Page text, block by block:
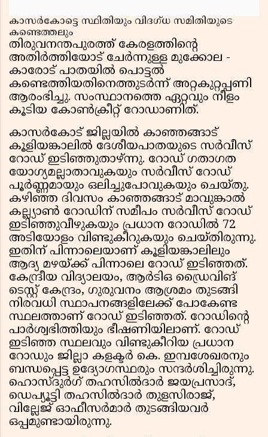
കാസർകോട്ടെ സ്ഥിതിയും വിദഗ്ധ സമിതിയുടെ
കണ്ടെത്തലും
തിരുവനന്തപുരത്ത് കേരളത്തിന്റെ
അതിർത്തിയോട് ചേർന്നുള്ള മുക്കോല -
കാരോട് പാതയിൽ പൊട്ടൽ
കണ്ടെത്തിയതിനെത്തുടർന്ന് അറ്റകുറ്റപ്പണി
ആരംഭിച്ചു. സംസ്ഥാനത്തെ ഏറ്റവും നീളം
കൂടിയ കോൺക്രീറ്റ് റോഡാണിത്.
കാസർകോട് ജില്ലയിൽ കാഞ്ഞങ്ങാട്
കൂളിയങ്കാലിൽ ദേശീയപാതയുടെ സർവീസ്
റോഡ് ഇടിഞ്ഞുതാഴ്ന്നു. റോഡ് ഗതാഗത
യോഗ്യമല്ലാതാവുകയും സർവീസ് റോഡ്
പൂർണ്ണമായും ഒലിച്ചുപോവുകയും ചെയ്തു.
കഴിഞ്ഞ ദിവസം കാഞ്ഞങ്ങാട് മാവുങ്കാൽ
കല്ല്യാൺ റോഡിന് സമീപം സർവീസ് റോഡ്
ഇടിഞ്ഞുവീഴുകയും പ്രധാന റോഡിൽ 72
അടിയോളം വിണ്ടുകീറുകയും ചെയ്തിരുന്നു.
ഇതിന് പിന്നാലെയാണ് കൂളിയങ്കാലിലും
ആദ്യ മഴയ്ക്ക് പിന്നാലെ റോഡ് ഇടിഞ്ഞത്.
കേന്ദ്രീയ വിദ്യാലയം, ആർടിഒ ഡ്രൈവിങ്
ടെസ്റ്റ് കേന്ദ്രം, ഗുരുവനം ആശ്രമം തുടങ്ങി
നിരവധി സ്ഥാപനങ്ങളിലേക്ക് പോകേണ്ട
സ്ഥലത്താണ് റോഡ് ഇടിഞ്ഞത്. റോഡിന്റെ
പാർശ്വഭിത്തിയും ഭീഷണിയിലാണ്. റോഡ്
ഇടിഞ്ഞ സ്ഥലവും വിണ്ടുകീറിയ പ്രധാന
റോഡും ജില്ലാ കളക്ടർ കെ. ഇമ്പശേഖരനും
ബന്ധപ്പെട്ട ഉദ്യോഗസ്ഥരും സന്ദർശിച്ചിരുന്നു.
ഹൊസ്ദുർഗ് തഹസിൽദാർ ജയപ്രസാദ്,
ഡെപ്യൂട്ടി തഹസിൽദാർ തുളസിരാജ്,
വില്ലേജ് ഓഫീസർമാർ തുടങ്ങിയവർ
ഒപ്പമുണ്ടായിരുന്നു.